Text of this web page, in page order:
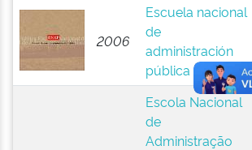
2006
Escuela nacional
de
administración
pública
Escola Nacional
de
Administração